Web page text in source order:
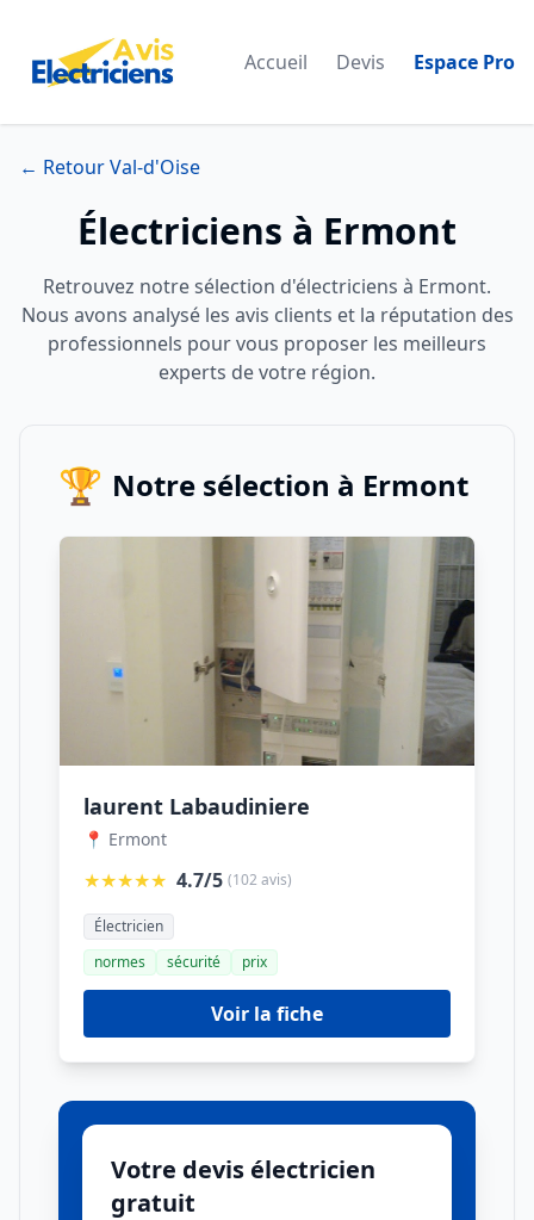
Accueil Devis Espace Pro
← Retour Val-d'Oise
Électriciens à Ermont
Retrouvez notre sélection d'électriciens à Ermont.
Nous avons analysé les avis clients et la réputation des
professionnels pour vous proposer les meilleurs
experts de votre région.
🏆 Notre sélection à Ermont
laurent Labaudiniere
📍 Ermont
★★★★★ 4.7/5 (102 avis)
Électricien
normes
sécurité prix
Voir la fiche
Votre devis électricien
gratuit